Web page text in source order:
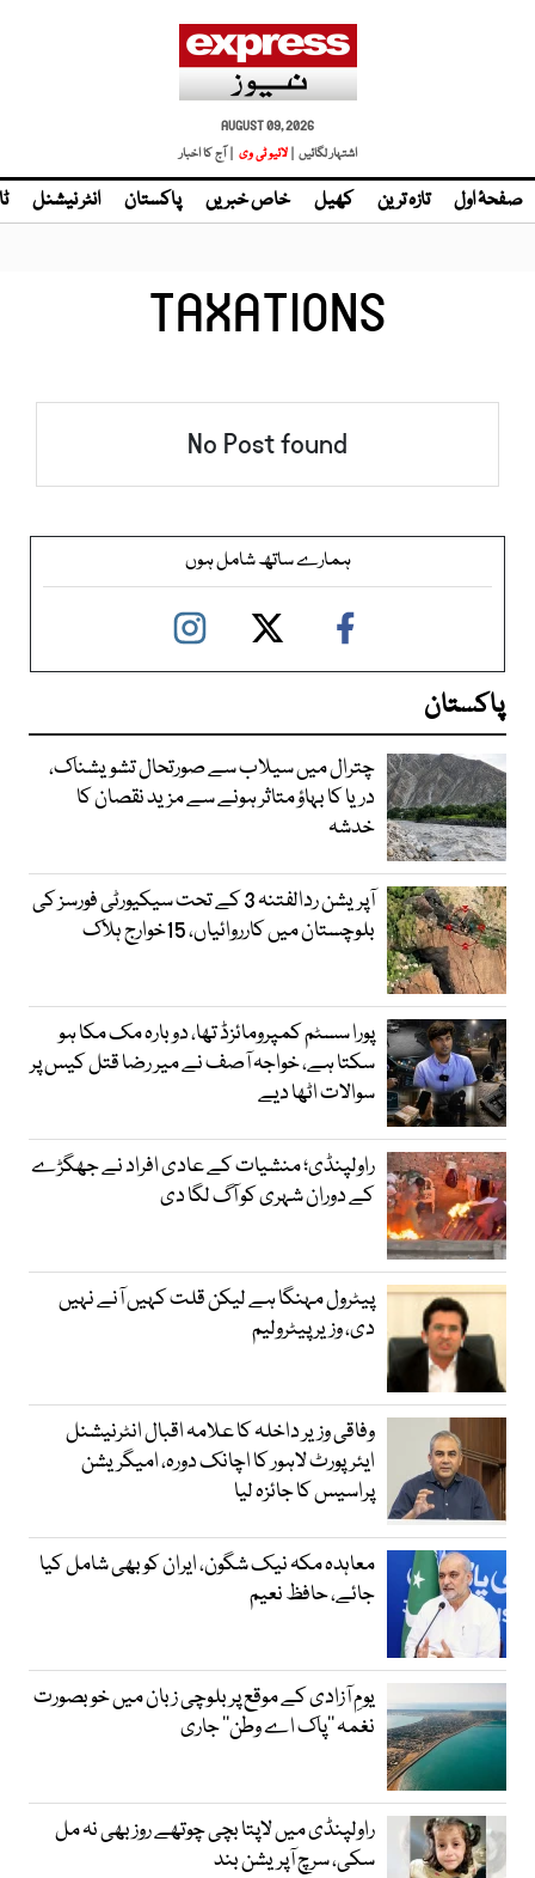
AUGUST 09, 2026
اشتہار لگائیں |
| آج کا اخبار
صفحۂ اول تازہ ترین کھیل خاص خبریں پاکستان انٹر نیشنل
TAXATIONS
No Post found
ہمارے ساتھ شامل ہوں
پاکستان
چترال میں سیلاب سے صورتحال تشویشناک،
دریا کا بہاؤ متاثر ہونے سے مزید نقصان کا
خدشہ
آپریشن ردالفتنہ 3 کے تحت سیکیورٹی فورسز کی
بلوچستان میں کارروائیاں، 15خوارج ہلاک
پورا سسٹم کمپرومائزڈ تھا، دوبارہ مک مکا ہو
سکتا ہے، خواجہ آصف نے میر رضا قتل کیس پر
سوالات اٹھا دیے
راولپنڈی؛ منشیات کے عادی افراد نے جھگڑے
کے دوران شہری کو آگ لگا دی
پیٹرول مہنگا ہے لیکن قلت کہیں آنے نہیں
دی، وزیر پیٹرولیم
وفاقی وزیر داخلہ کا علامہ اقبال انٹرنیشنل
ایئرپورٹ لاہور کا اچانک دورہ، امیگریشن
پراسیس کا جائزہ لیا
معاہدہ مکہ نیک شگون، ایران کو بھی شامل کیا
جائے، حافظ نعیم
یومِ آزادی کے موقع پر بلوچی زبان میں خوبصورت
نغمہ ’’پاک اے وطن‘‘ جاری
راولپنڈی میں لاپتا بچی چوتھے روز بھی نہ مل
سکی، سرچ آپریشن بند